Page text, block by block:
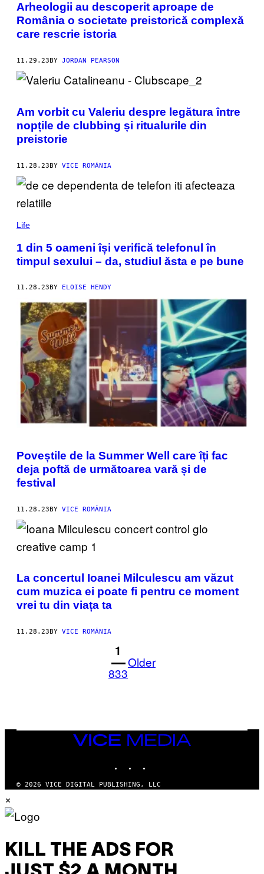
Arheologii au descoperit aproape de
România o societate preistorică complexă
care rescrie istoria
11.29.23 BY JORDAN PEARSON
Am vorbit cu Valeriu despre legătura între
nopțile de clubbing și ritualurile din
preistorie
11.28.23BY VICE ROMÂNIA
Life
1 din 5 oameni își verifică telefonul în
timpul sexului – da, studiul ăsta e pe bune
11.28.23 BY ELOISE HENDY
Poveștile de la Summer Well care îți fac
deja poftă de următoarea vară și de
festival
11.28.23BY VICE ROMÂNIA
La concertul Ioanei Milculescu am văzut
cum muzica ei poate fi pentru ce moment
vrei tu din viața ta
11.28.23 BY VICE ROMÂNIA
1
833
Older
VICE
MEDIA
© 2026 VICE DIGITAL PUBLISHING, LLC
×
KILL THE ADS FOR